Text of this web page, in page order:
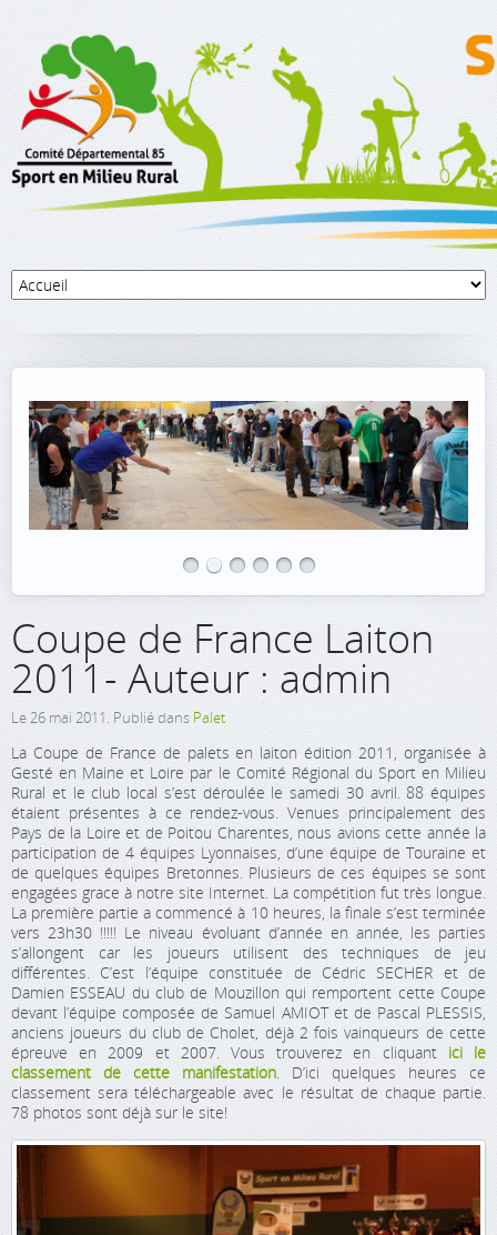
Coupe de France Laiton
2011- Auteur : admin
Le26 mai 2011. Publié dans Palet
La Coupe de France de palets en laiton édition 2011, organisée à
Gesté en Maine et Loire par le Comité Régional du Sport en Milieu
Rural et le club local s’est déroulée le samedi 30 avril. 88 équipes
étaient présentes à ce rendez-vous. Venues principalement des
Pays de la Loire et de Poitou Charentes, nous avions cette année la
participation de 4 équipes Lyonnaises, d’une équipe de Touraine et
de quelques équipes Bretonnes. Plusieurs de ces équipes se sont
engagées grace à notre site Internet. La compétition fut très longue.
La première partie a commencé à 10 heures, la finale s’est terminée
vers 23h30 !!!!! Le niveau évoluant d’année en année, les parties
s’allongent car les joueurs utilisent des techniques de jeu
différentes. C’est l’équipe constituée de Cédric SECHER et de
Damien ESSEAU du club de Mouzillon qui remportent cette Coupe
devant l’équipe composée de Samuel AMIOT et de Pascal PLESSIS,
anciens joueurs du club de Cholet, déjà 2 fois vainqueurs de cette
épreuve en 2009 et 2007. Vous trouverez en cliquant ici le
classement de cette manifestation. D’ici quelques heures ce
classement sera téléchargeable avec le résultat de chaque partie.
78 photos sont déjà sur le site!